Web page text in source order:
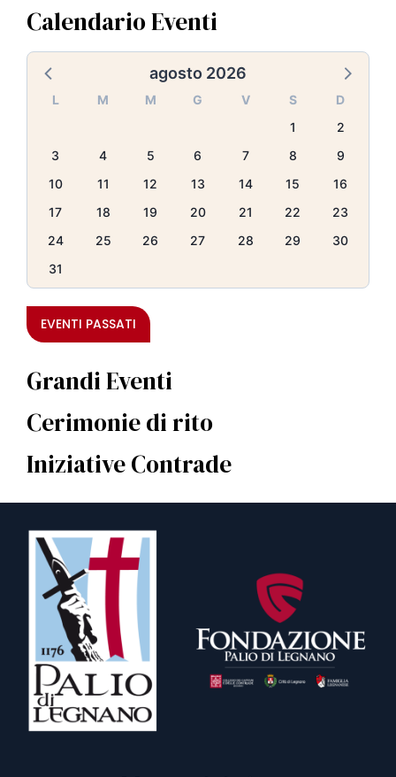
Calendario Eventi
agosto 2026
L M M G V S
D
1
2
3
4 5 6 7 8
9
10
11 12 13 14 15
16
17
18 19 20 21 22
23
24
25 26 27 28 29
30
31
EVENTI PASSATI
Grandi Eventi
Cerimonie di rito
Iniziative Contrade